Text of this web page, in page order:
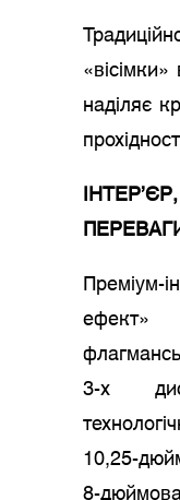
наділяє
Преміум-
3-х
10,25-